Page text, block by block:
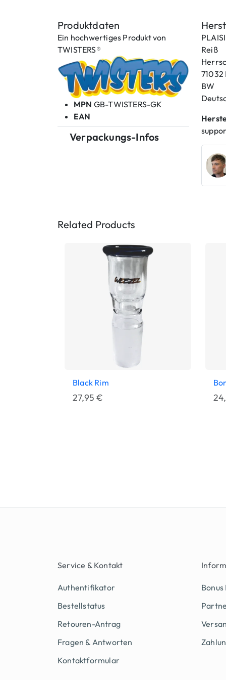
Produktdaten
Ein hochwertiges Produkt von
TWISTERS®
MPN GB-TWISTERS-GK
EAN
Verpackungs-Infos
Reiß
71032
BW
Related Products
Black Rim
27,95€
Service & Kontakt
Authentifikator
Bestellstatus
Retouren-Antrag
Fragen & Antworten
Kontaktformular